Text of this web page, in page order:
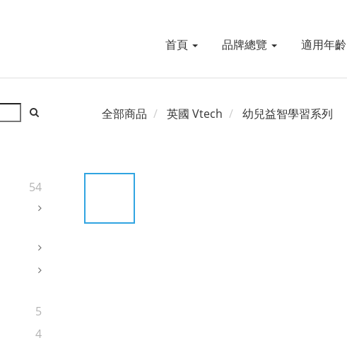
首頁 品牌總覽 適用年齡
54
5
4
全部商品 英國 Vtech 幼兒益智學習系列